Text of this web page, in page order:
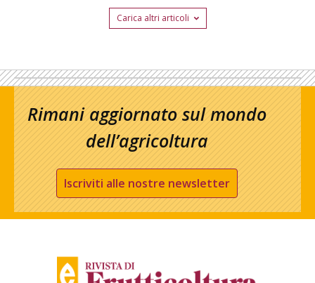
Carica altri articoli
Rimani aggiornato sul mondo
dell’agricoltura
Iscriviti alle nostre newsletter